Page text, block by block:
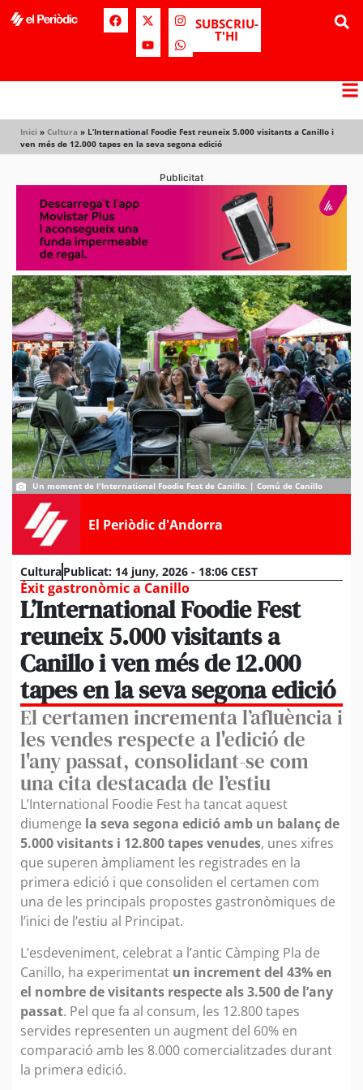
SUBSCRIU-
T'HI
Inici » Cultura » L’International Foodie Fest reuneix 5.000 visitants a Canillo i
ven més de 12.000 tapes en la seva segona edició
Publicitat
Un moment de l'International Foodie Fest de Canillo. | Comú de Canillo
El Periòdic d'Andorra
CulturaPublicat: 14 juny, 2026 - 18:06 CEST
Èxit gastronòmic a Canillo
L’International Foodie Fest
reuneix 5.000 visitants a
Canillo i ven més de 12.000
tapes en la seva segona edició
El certamen incrementa l’afluència i
les vendes respecte a l'edició de
l'any passat, consolidant-se com
una cita destacada de l’estiu
L’International Foodie Fest ha tancat aquest
diumenge la seva segona edició amb un balanç de
5.000 visitants i 12.800 tapes venudes, unes xifres
que superen àmpliament les registrades en la
primera edició i que consoliden el certamen com
una de les principals propostes gastronòmiques de
l’inici de l’estiu al Principat.
L’esdeveniment, celebrat a l’antic Càmping Pla de
Canillo, ha experimentat un increment del 43% en
el nombre de visitants respecte als 3.500 de l’any
passat. Pel que fa al consum, les 12.800 tapes
servides representen un augment del 60% en
comparació amb les 8.000 comercialitzades durant
la primera edició.